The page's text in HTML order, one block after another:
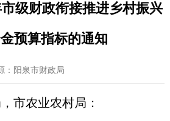
级财政衔接推进乡村振兴
预算指标的通知
：阳泉市财政局
市农业农村局：